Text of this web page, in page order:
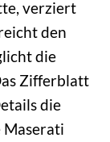
verziert
den
die
Zifferblatt
die
Maserati